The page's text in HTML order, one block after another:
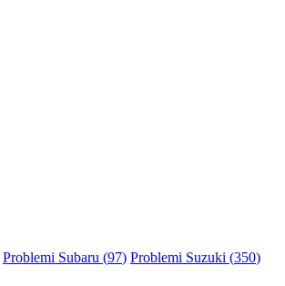
Problemi Subaru (97) Problemi Suzuki (350)